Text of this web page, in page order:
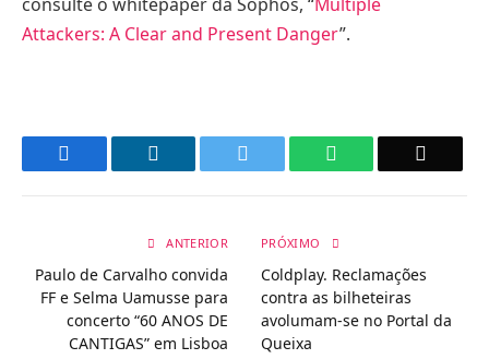
consulte o whitepaper da Sophos, “Multiple
Attackers: A Clear and Present Danger”.
WhatsApp
ANTERIOR
Paulo de Carvalho convida
FF e Selma Uamusse para
concerto “60 ANOS DE
CANTIGAS” em Lisboa
PRÓXIMO
Coldplay. Reclamações
contra as bilheteiras
avolumam-se no Portal da
Queixa